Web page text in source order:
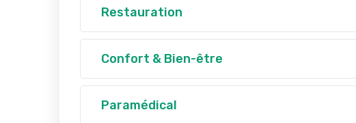
Restauration
Confort & Bien-être
Paramédical